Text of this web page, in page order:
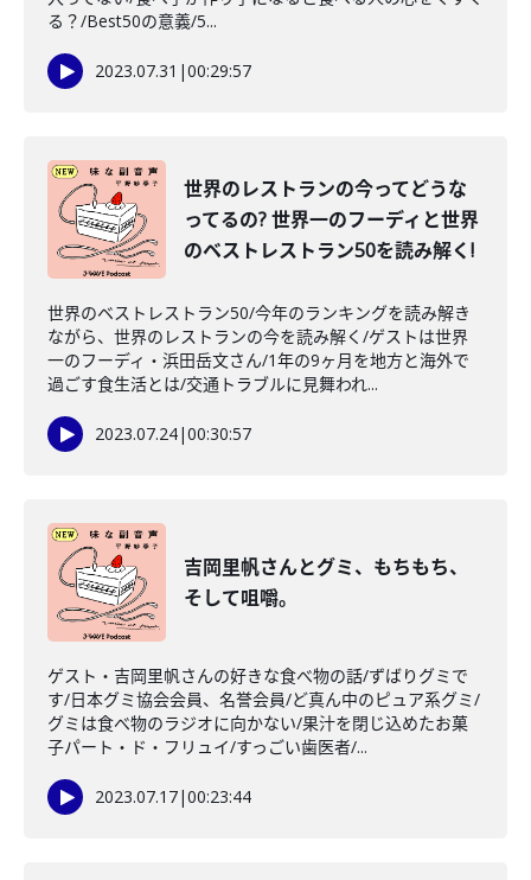
る？/Best50の意義/5...
2023.07.31 |00:29:57
世界のレストランの今ってどうな
ってるの? 世界一のフーディと世界
のベストレストラン50を読み解く!
世界のベストレストラン50/今年のランキングを読み解き
ながら、世界のレストランの今を読み解く/ゲストは世界
一のフーディ・浜田岳文さん/1年の9ヶ月を地方と海外で
過ごす食生活とは/交通トラブルに見舞われ...
2023.07.24|00:30:57
吉岡里帆さんとグミ、もちもち、
そして咀嚼。
ゲスト・吉岡里帆さんの好きな食べ物の話/ずばりグミで
す/日本グミ協会会員、名誉会員/ど真ん中のピュア系グミ/
グミは食べ物のラジオに向かない/果汁を閉じ込めたお菓
子パート・ド・フリュイ/すっごい歯医者/...
2023.07.17|00:23:44